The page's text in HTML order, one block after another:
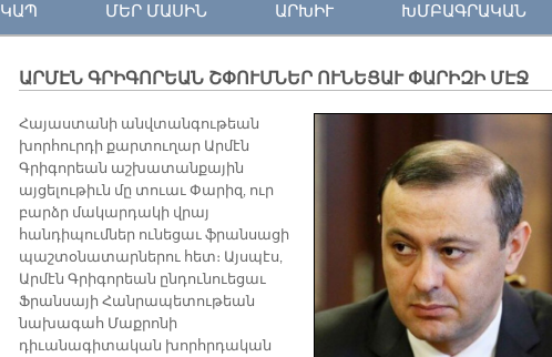
ԿԱՊ ՄԵՐ ՄԱՍԻՆ ԱՐԽԻՒ ԽՄԲԱԳՐԱԿԱՆ
ԱՐՄԷՆ ԳՐԻԳՈՐԵԱՆ ՇՓՈՒՄՆԵՐ ՈՒՆԵՑԱՒ ՓԱՐԻԶԻ ՄԷՋ
Հայաստանի անվտանգութեան
խորհուրդի քարտուղար Արմէն
Գրիգորեան աշխատանքային
այցելութիւն մը տուաւ Փարիզ, ուր
բարձր մակարդակի վրայ
հանդիպումներ ունեցաւ ֆրանսացի
պաշտօնատարներու հետ։ Այսպէս,
Արմէն Գրիգորեան ընդունուեցաւ
Ֆրանսայի Հանրապետութեան
նախագահ Մաքրոնի
դիւանագիտական խորհրդական